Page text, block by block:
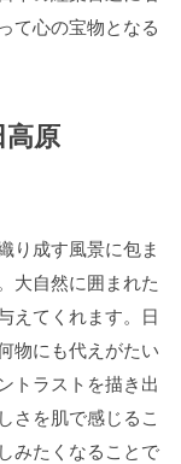
て心の宝物となる
原
り成す風景に包ま
大自然に囲まれた
えてくれます。日
物にも代えがたい
トラストを描き出
さを肌で感じるこ
みたくなることで